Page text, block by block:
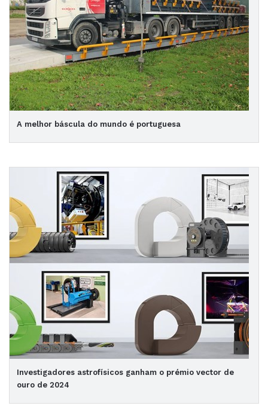
A melhor báscula do mundo é portuguesa
Investigadores astrofísicos ganham o prémio vector de
ouro de 2024